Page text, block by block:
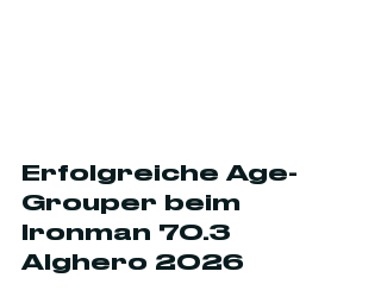
Erfolgreiche Age-
Grouper beim
Ironman 70.3
Alghero 2026